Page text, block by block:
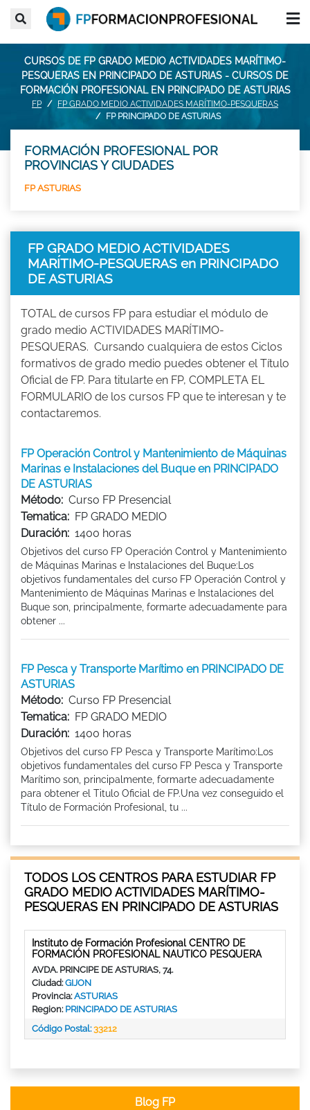
CURSOS DE FP GRADO MEDIO ACTIVIDADES MARÍTIMO-
PESQUERAS EN PRINCIPADO DE ASTURIAS - CURSOS DE
FORMACIÓN PROFESIONAL EN PRINCIPADO DE ASTURIAS
FP
FP GRADO MEDIO ACTIVIDADES MARÍTIMO-PESQUERAS
FP PRINCIPADO DE ASTURIAS
FORMACIÓN PROFESIONAL POR
PROVINCIAS Y CIUDADES
FP ASTURIAS
FP GRADO MEDIO ACTIVIDADES
MARÍTIMO-PESQUERAS en PRINCIPADO
DE ASTURIAS
TOTAL de cursos FP para estudiar el módulo de
grado medio ACTIVIDADES MARÍTIMO-
PESQUERAS. Cursando cualquiera de estos Ciclos
formativos de grado medio puedes obtener el Título
Oficial de FP. Para titularte en FP, COMPLETA EL
FORMULARIO de los cursos FP que te interesan y te
contactaremos.
FP Operación Control y Mantenimiento de Máquinas
Marinas e Instalaciones del Buque en PRINCIPADO
DE ASTURIAS
Método: Curso FP Presencial
Tematica: FP GRADO MEDIO
Duración: 1400 horas
Objetivos del curso FP Operación Control y Mantenimiento
de Máquinas Marinas e Instalaciones del Buque:Los
objetivos fundamentales del curso FP Operación Control y
Mantenimiento de Máquinas Marinas e Instalaciones del
Buque son, principalmente, formarte adecuadamente para
obtener ...
FP Pesca y Transporte Marítimo en PRINCIPADO DE
ASTURIAS
Método: Curso FP Presencial
Tematica: FP GRADO MEDIO
Duración: 1400 horas
Objetivos del curso FP Pesca y Transporte Marítimo:Los
objetivos fundamentales del curso FP Pesca y Transporte
Marítimo son, principalmente, formarte adecuadamente
para obtener el Titulo Oficial de FP.Una vez conseguido el
Título de Formación Profesional, tu ...
TODOS LOS CENTROS PARA ESTUDIAR FP
GRADO MEDIO ACTIVIDADES MARÍTIMO-
PESQUERAS EN PRINCIPADO DE ASTURIAS
Instituto de Formación Profesional CENTRO DE
FORMACIÓN PROFESIONAL NAUTICO PESQUERA
AVDA. PRINCIPE DE ASTURIAS, 74.
Ciudad:GIJON
Provincia:ASTURIAS
Region: PRINCIPADO DE ASTURIAS
Código Postal:33212
Blog FP